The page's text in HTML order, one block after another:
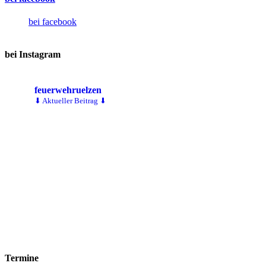
bei facebook
bei Instagram
feuerwehruelzen
⬇ Aktueller Beitrag ⬇
Termine